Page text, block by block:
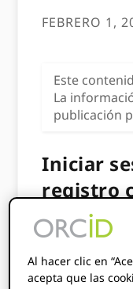
FEBRERO 1,
Este
La
publicación
Iniciar
registro
de la
Hoy
hará que el
Al hacer clic en
acepta que las